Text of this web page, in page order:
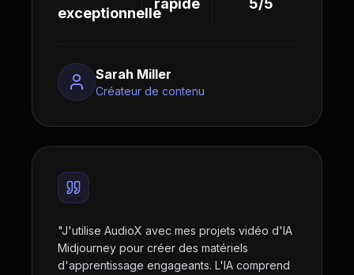
exceptionnelle
rapide 5/5
Sarah Miller
Créateur de contenu
"J'utilise AudioX avec mes projets vidéo d'IA
Midjourney pour créer des matériels
d'apprentissage engageants. L'IA comprend